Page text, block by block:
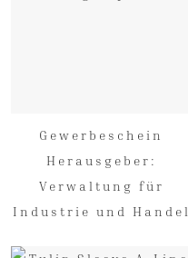
Gewerbeschein
Herausgeber:
Verwaltung für
Industrie und Handel